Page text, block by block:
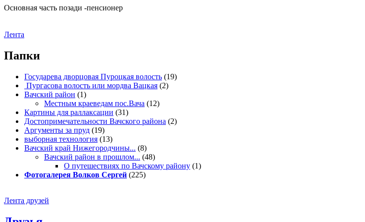
Основная часть позади -пенсионер
Лента
Папки
Государева дворцовая Пуроцкая волость (19)
Пургасова волость или мордва Вацкая (2)
Вачский район (1)
Местным краеведам пос.Вача (12)
Картины для раллаксации (31)
Достопримечательности Вачского района (2)
Аргументы за пруд (19)
выборная технология (13)
Вачский край Нижегородчины... (8)
Вачский район в прошлом... (48)
О путешествиях по Вачскому району (1)
Фотогалерея Волков Сергей (225)
Лента друзей